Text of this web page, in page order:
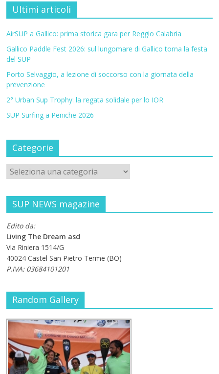
Ultimi articoli
AirSUP a Gallico: prima storica gara per Reggio Calabria
Gallico Paddle Fest 2026: sul lungomare di Gallico torna la festa
del SUP
Porto Selvaggio, a lezione di soccorso con la giornata della
prevenzione
2° Urban Sup Trophy: la regata solidale per lo IOR
SUP Surfing a Peniche 2026
Categorie
SUP NEWS magazine
Edito da:
Living The Dream asd
Via Riniera 1514/G
40024 Castel San Pietro Terme (BO)
P.IVA: 03684101201
Random Gallery